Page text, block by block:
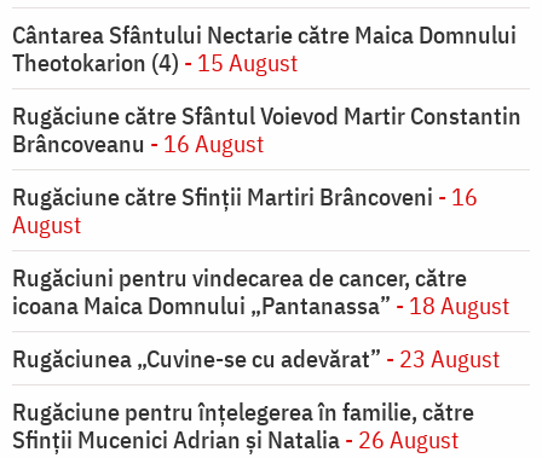
Cântarea Sfântului Nectarie către Maica Domnului
Theotokarion (4) - 15 August
Rugăciune către Sfântul Voievod Martir Constantin
Brâncoveanu - 16 August
Rugăciune către Sfinții Martiri Brâncoveni - 16
August
Rugăciuni pentru vindecarea de cancer, către
icoana Maica Domnului „Pantanassa” - 18 August
Rugăciunea „Cuvine-se cu adevărat” - 23 August
Rugăciune pentru înţelegerea în familie, către
Sfinţii Mucenici Adrian şi Natalia- 26 August